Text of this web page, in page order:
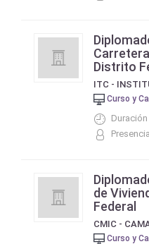
Distrito
Curso y
Presencial
de
Federal
Curso y